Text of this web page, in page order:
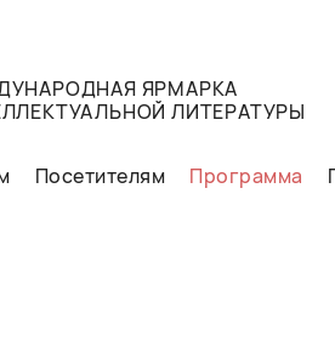
ЯРМАРКА
ЛИТЕРАТУРЫ
Посетителям Программа